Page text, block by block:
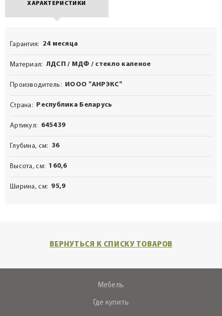
ХАРАКТЕРИСТИКИ
Гарантия 24 месяца
Материал ЛДСП / МДФ / стекло каленое
Производитель ИООО "АНРЭКС"
Страна Республика Беларусь
Артикул 645439
Глубина, см 36
Высота, см 160,6
Ширина, см 95,9
ВЕРНУТЬСЯ К СПИСКУ ТОВАРОВ
Мебель
Где купить